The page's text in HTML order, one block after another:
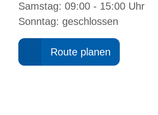
Samstag: 09:00 - 15:00 Uhr
Sonntag: geschlossen
Route planen